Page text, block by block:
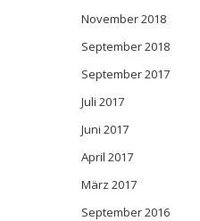
November 2018
September 2018
September 2017
Juli 2017
Juni 2017
April 2017
März 2017
September 2016